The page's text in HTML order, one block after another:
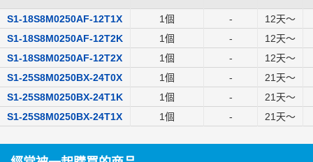
S1-18S8M0250AF-12T1X 1個 - 12天～
S1-18S8M0250AF-12T2K
1個 - 12天～
S1-18S8M0250AF-12T2X
1個 - 12天～
S1-25S8M0250BX-24T0X
1個 - 21 天～
S1-25S8M0250BX-24T1K
1個 - 21 天～
S1-25S8M0250BX-24T1X
1個 - 21 天～